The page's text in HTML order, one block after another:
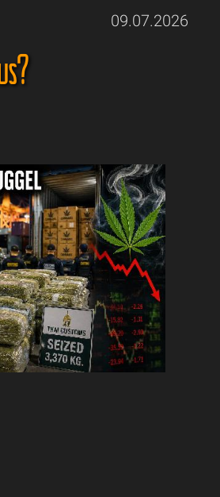
09.07.2026